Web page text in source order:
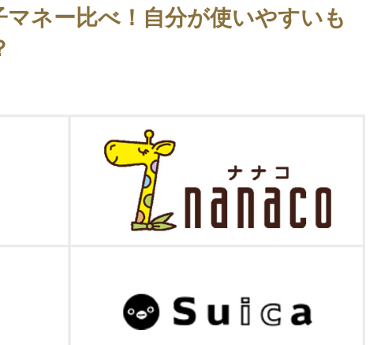
マネー比べ！自分が使いやすいも